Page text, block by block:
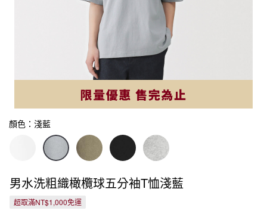
顏色：淺藍
男水洗粗織橄欖球五分袖T恤淺藍
超取滿NT$1,000免運